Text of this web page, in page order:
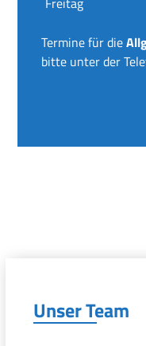
Termine für die
bitte unter der
Unser Team